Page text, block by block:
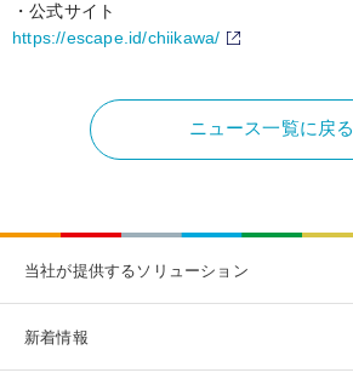
・公式サイト
https://escape.id/chiikawa/
ニュース一覧に戻る
当社が提供する ソリューション
新着情報